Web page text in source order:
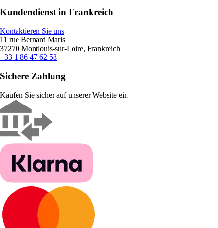
Kundendienst in Frankreich
Kontaktieren Sie uns
11 rue Bernard Maris
37270 Montlouis-sur-Loire, Frankreich
+33 1 86 47 62 58
Sichere Zahlung
Kaufen Sie sicher auf unserer Website ein